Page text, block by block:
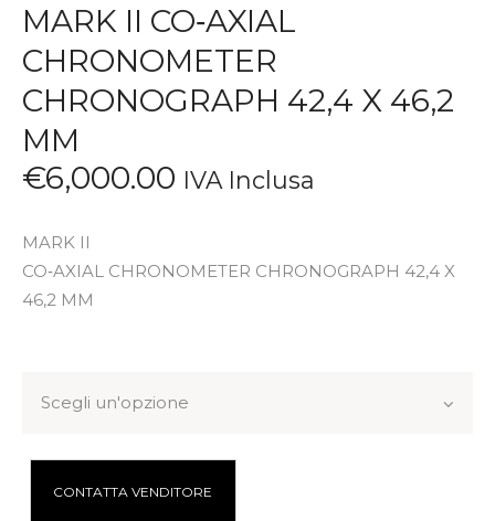
MARK II CO‑AXIAL
CHRONOMETER
CHRONOGRAPH 42,4 X 46,2
MM
€6,000.00 IVA Inclusa
MARK II
CO‑AXIAL CHRONOMETER CHRONOGRAPH 42,4 X
46,2 MM
CONTATTA VENDITORE